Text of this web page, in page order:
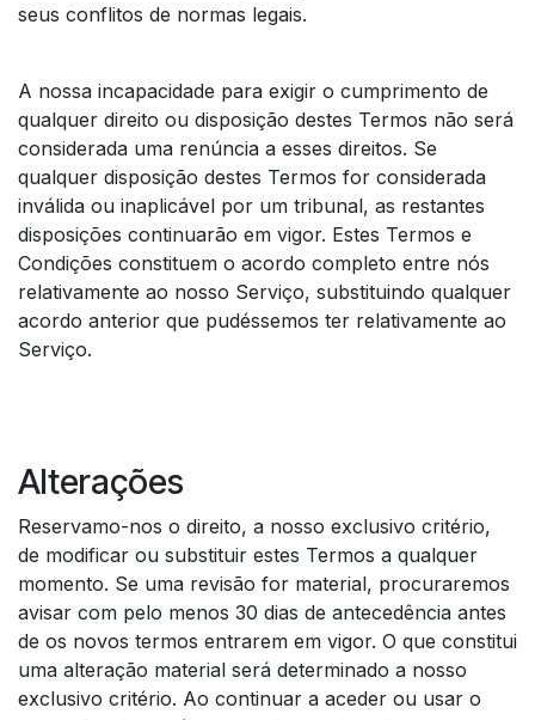
seus conflitos de normas legais.​
A nossa incapacidade para exigir o cumprimento de
qualquer direito ou disposição destes Termos não será
considerada uma renúncia a esses direitos. Se
qualquer disposição destes Termos for considerada
inválida ou inaplicável por um tribunal, as restantes
disposições continuarão em vigor. Estes Termos e
Condições constituem o acordo completo entre nós
relativamente ao nosso Serviço, substituindo qualquer
acordo anterior que pudéssemos ter relativamente ao
Serviço.
Alterações​
Reservamo-nos o direito, a nosso exclusivo critério,
de modificar ou substituir estes Termos a qualquer
momento. Se uma revisão for material, procuraremos
avisar com pelo menos 30 dias de antecedência antes
de os novos termos entrarem em vigor. O que constitui
uma alteração material será determinado a nosso
exclusivo critério. Ao continuar a aceder ou usar o